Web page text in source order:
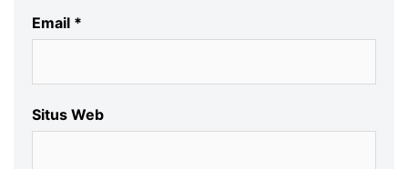
Email *
Situs Web